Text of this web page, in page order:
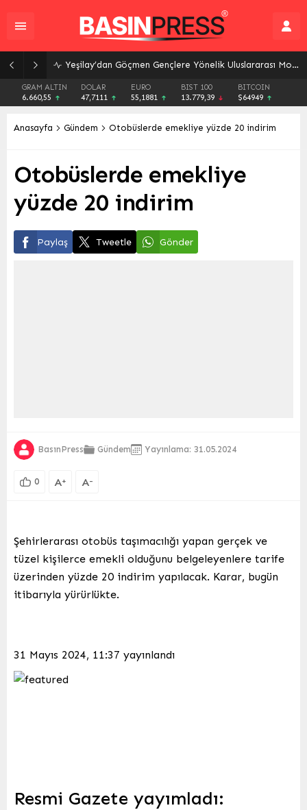
Yeşilay’dan Göçmen Gençlere Yönelik Uluslararası Model: Bağımlılıkla Mücadelede Kapsayıcı Çözümler
GRAM ALTIN
6.660,55
DOLAR
47,7111
EURO
55,1881
BIST 100
13.779,39
BITCOIN
$64949
Anasayfa Gündem Otobüslerde emekliye yüzde 20 indirim
Otobüslerde emekliye
yüzde 20 indirim
Paylaş Tweetle Gönder
BasınPress Gündem Yayınlama: 31.05.2024
0 A+ A-
Şehirlerarası otobüs taşımacılığı yapan gerçek ve
tüzel kişilerce emekli olduğunu belgeleyenlere tarife
üzerinden yüzde 20 indirim yapılacak. Karar, bugün
itibarıyla yürürlükte.
31 Mayıs 2024, 11:37 yayınlandı
Resmi Gazete yayımladı: